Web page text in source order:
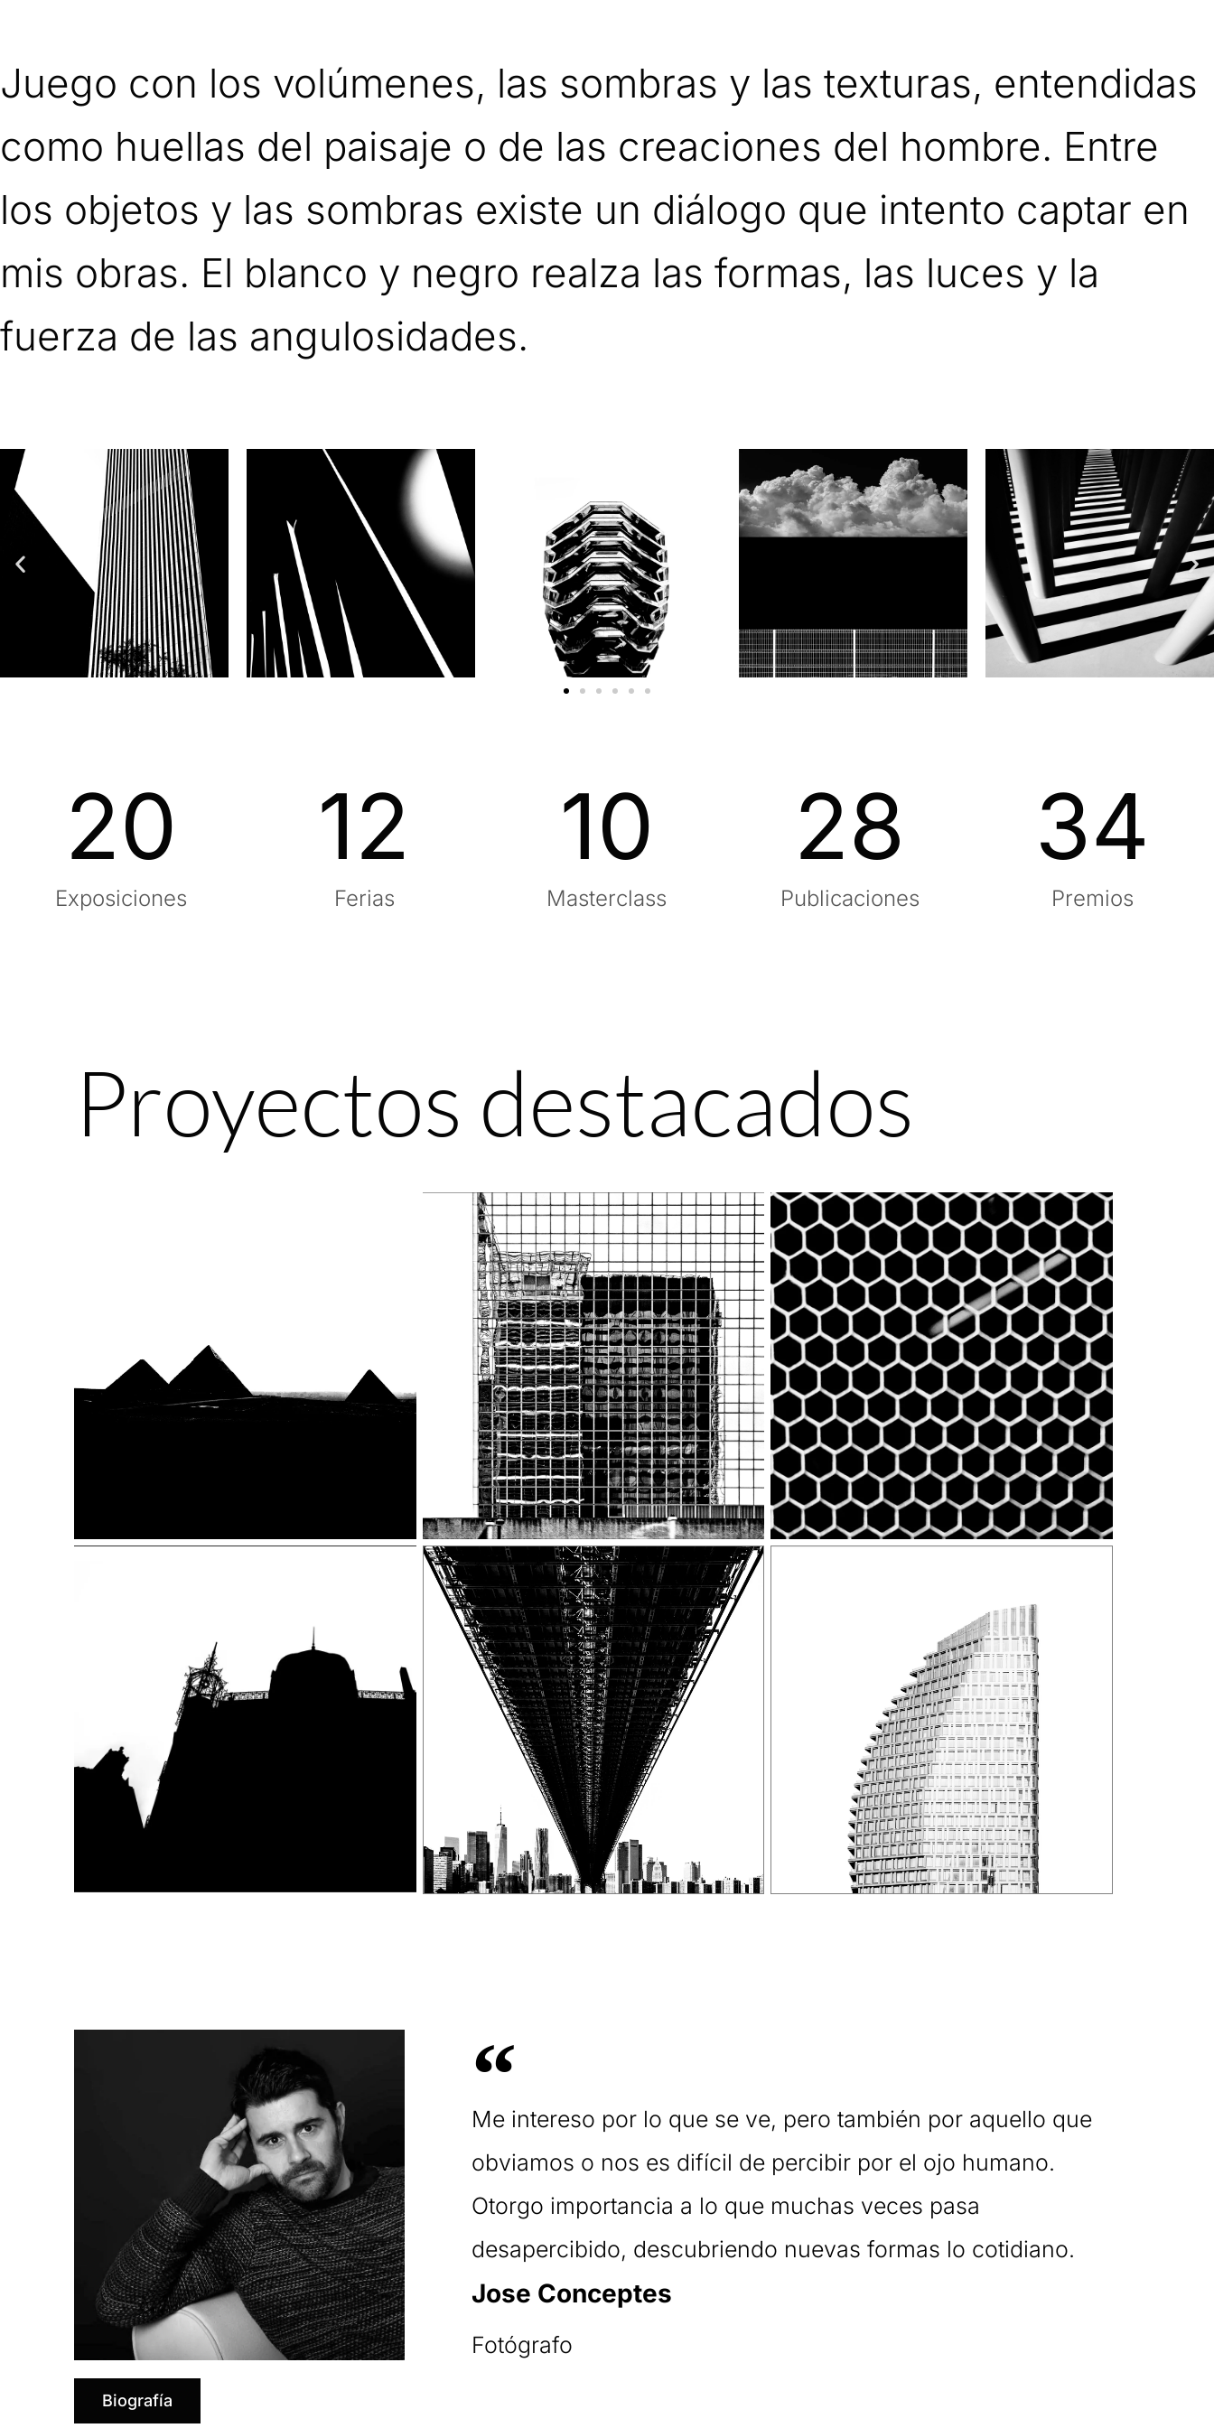
Juego con los volúmenes, las sombras y las texturas, entendidas
como huellas del paisaje o de las creaciones del hombre. Entre
los objetos y las sombras existe un diálogo que intento captar en
mis obras. El blanco y negro realza las formas, las luces y la
fuerza de las angulosidades.
Exposiciones
20
Ferias
12
Masterclass
10
Publicaciones
28
Premios
34
Proyectos destacados
Ecos de luz y
sombra
Zenith Hyperion
Benelux
La doble mirada:
arquitecturas del
vacío.
Exoesqueletos
Biografía
Me intereso por lo que se ve, pero también por aquello que
obviamos o nos es difícil de percibir por el ojo humano.
Otorgo importancia a lo que muchas veces pasa
desapercibido, descubriendo nuevas formas lo cotidiano.
Jose Conceptes
Fotógrafo